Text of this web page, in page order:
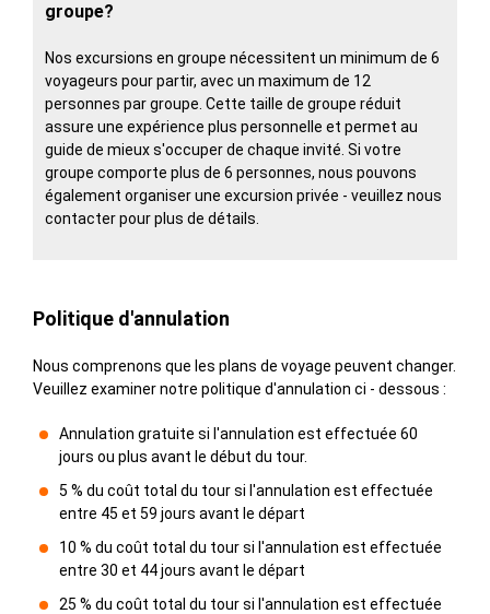
groupe?
Nos excursions en groupe nécessitent un minimum de 6
voyageurs pour partir, avec un maximum de 12
personnes par groupe. Cette taille de groupe réduit
assure une expérience plus personnelle et permet au
guide de mieux s'occuper de chaque invité. Si votre
groupe comporte plus de 6 personnes, nous pouvons
également organiser une excursion privée - veuillez nous
contacter pour plus de détails.
Politique d'annulation
Nous comprenons que les plans de voyage peuvent changer.
Veuillez examiner notre politique d'annulation ci - dessous :
Annulation gratuite si l'annulation est effectuée 60
jours ou plus avant le début du tour.
5 % du coût total du tour si l'annulation est effectuée
entre 45 et 59 jours avant le départ
10 % du coût total du tour si l'annulation est effectuée
entre 30 et 44 jours avant le départ
25 % du coût total du tour si l'annulation est effectuée